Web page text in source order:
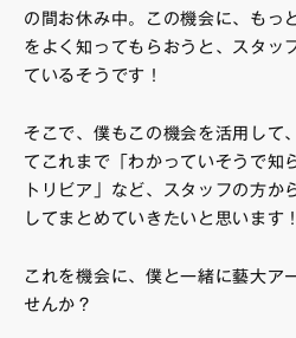
の間お休み中。この機会に、もっ
をよく知ってもらおうと、スタッ
ているそうです！
そこで、僕もこの機会を活用して
てこれまで「わかっていそうで知
トリビア」など、スタッフの方
してまとめていきたいと思います！
これを機会に、僕と一緒に藝大ア
せんか？